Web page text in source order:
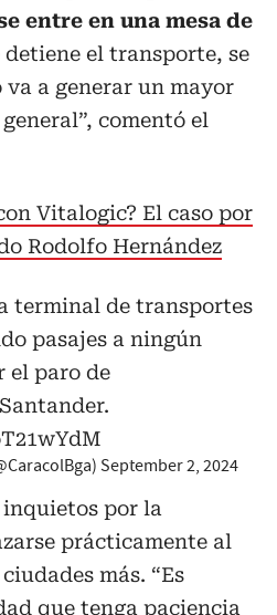
entre en una mesa de
detiene el transporte, se
va a generar un mayor
comentó el
Vitalogic? El caso por
Rodolfo Hernández
terminal de transportes
pasajes a ningún
el paro de
September 2, 2024
inquietos por la
prácticamente al
más. “Es
que tenga paciencia